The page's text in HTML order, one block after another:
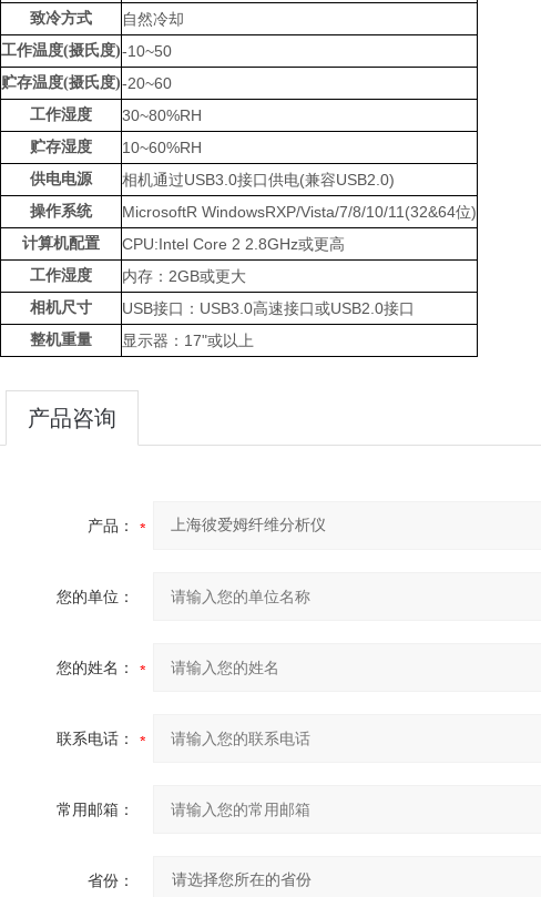
致冷方式 自然冷却
工作温度(摄氏度)-10~50
贮存温度(摄氏度)-20~60
工作湿度 30~80%RH
贮存湿度 10~60%RH
供电电源 相机通过USB3.0接口供电(兼容USB2.0)
操作系统 MicrosoftR WindowsRXP/Vista/7/8/10/11(32&64位)
计算机配置 CPU:Intel Core 2 2.8GHz或更高
工作湿度 内存：2GB或更大
相机尺寸 USB接口：USB3.0高速接口或USB2.0接口
整机重量 显示器：17"或以上
产品咨询
产品：
您的单位：
您的姓名：
联系电话：
常用邮箱：
省份：